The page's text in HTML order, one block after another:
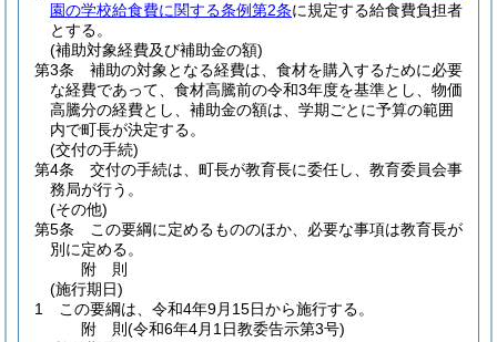
園の学校給食費に関する条例第2条に規定する給食費負担者
とする。
(補助対象経費及び補助金の額)
第3条
補助の対象となる経費は、食材を購入するために必要
な経費であって、食材高騰前の令和3年度を基準とし、物価
高騰分の経費とし、補助金の額は、学期ごとに予算の範囲
内で町長が決定する。
(交付の手続)
第4条
交付の手続は、町長が教育長に委任し、教育委員会事
務局が行う。
(その他)
第5条
この要綱に定めるもののほか、必要な事項は教育長が
別に定める。
附 則
(施行期日)
1
この要綱は、令和4年9月15日から施行する。
附 則(令和6年4月1日教委告示第3号)